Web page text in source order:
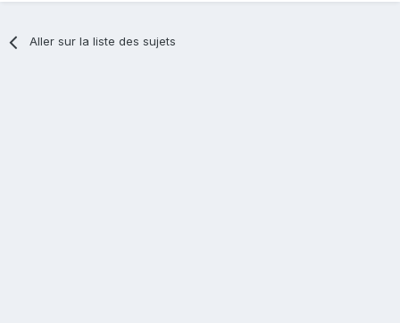
Aller sur la liste des sujets